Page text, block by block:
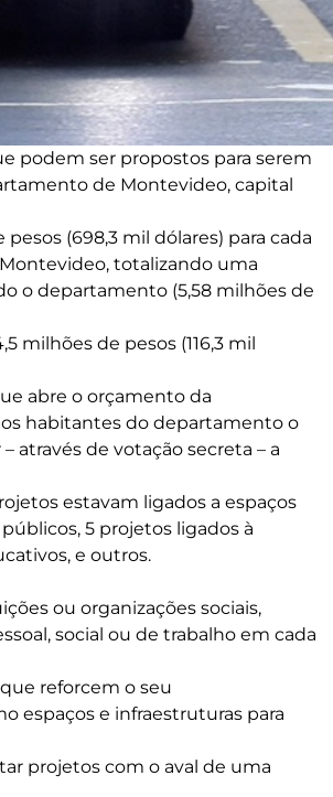
podem ser propostos para serem
de Montevideo, capital
(698,3 mil dólares) para cada
totalizando uma
o departamento (5,58 milhões de
milhões de pesos (116,3 mil
abre o orçamento da
habitantes do departamento o
através de votação secreta – a
estavam ligados a espaços
5 projetos ligados à
e outros.
ou organizações sociais,
social ou de trabalho em cada
reforcem o seu
espaços e infraestruturas para
projetos com o aval de uma